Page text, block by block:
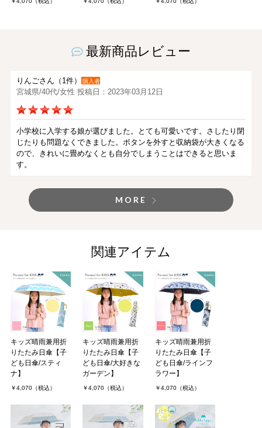
最新商品レビュー
りんごさん（1件） 購入者
宮城県/40代/女性 投稿日：2023年03月12日
小学校に入学する娘が選びました。とても可愛いです。さしたり閉
じたりも問題なくできました。ボタンを外すと収納袋が大きくなる
ので、きれいに畳めなくとも自分でしまうことはできると思いま
す。
MORE
関連アイテム
キッズ晴雨兼用折
りたたみ日傘【子
ども日傘/スティ
ナ】
￥4,070（税込）
キッズ晴雨兼用折
りたたみ日傘【子
ども日傘/大好きな
ガーデン】
￥4,070（税込）
キッズ晴雨兼用折
りたたみ日傘【子
ども日傘/ラインフ
ラワー】
￥4,070（税込）